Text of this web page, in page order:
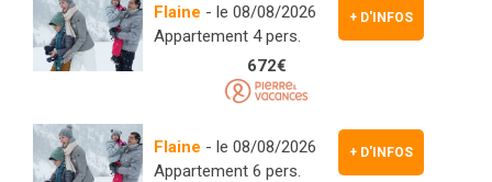
Flaine - le 08/08/2026
Appartement 4 pers.
+ D'INFOS
672€
Flaine - le 08/08/2026
Appartement 6 pers.
+ D'INFOS